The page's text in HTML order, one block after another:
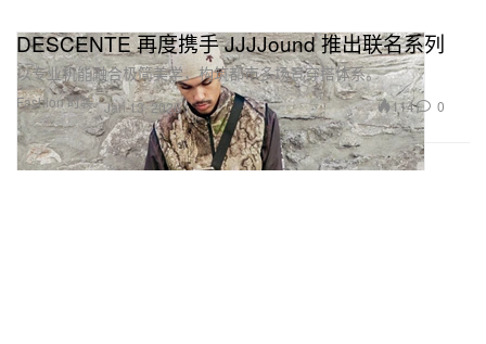
Fashion 时装
DESCENTE 再度携手 JJJJound 推出联名系列
以专业机能融合极简美学，构筑都市多场景穿搭体系。
Jan 13, 2026 114 0